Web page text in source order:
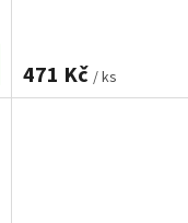
471 Kč / ks